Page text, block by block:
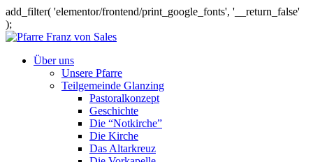
add_filter( 'elementor/frontend/print_google_fonts', '__return_false'
);
Über uns
Unsere Pfarre
Teilgemeinde Glanzing
Pastoralkonzept
Geschichte
Die “Notkirche”
Die Kirche
Das Altarkreuz